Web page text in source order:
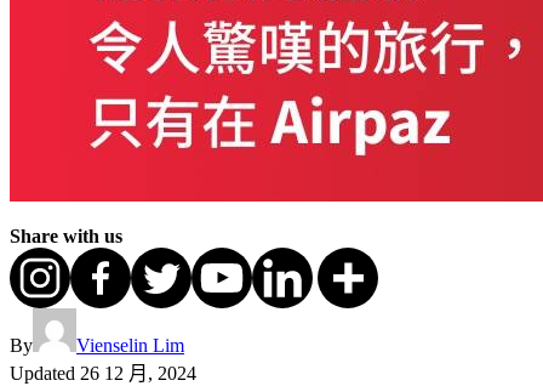
Share with us
By
Vienselin Lim
Updated 26 12 月, 2024